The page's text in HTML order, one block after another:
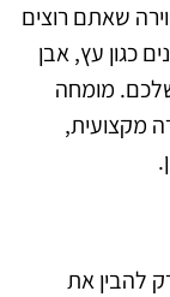
שאתם רוצים
כגון עץ, אבן
שלכם. מומחה
מקצועית,
להבין את